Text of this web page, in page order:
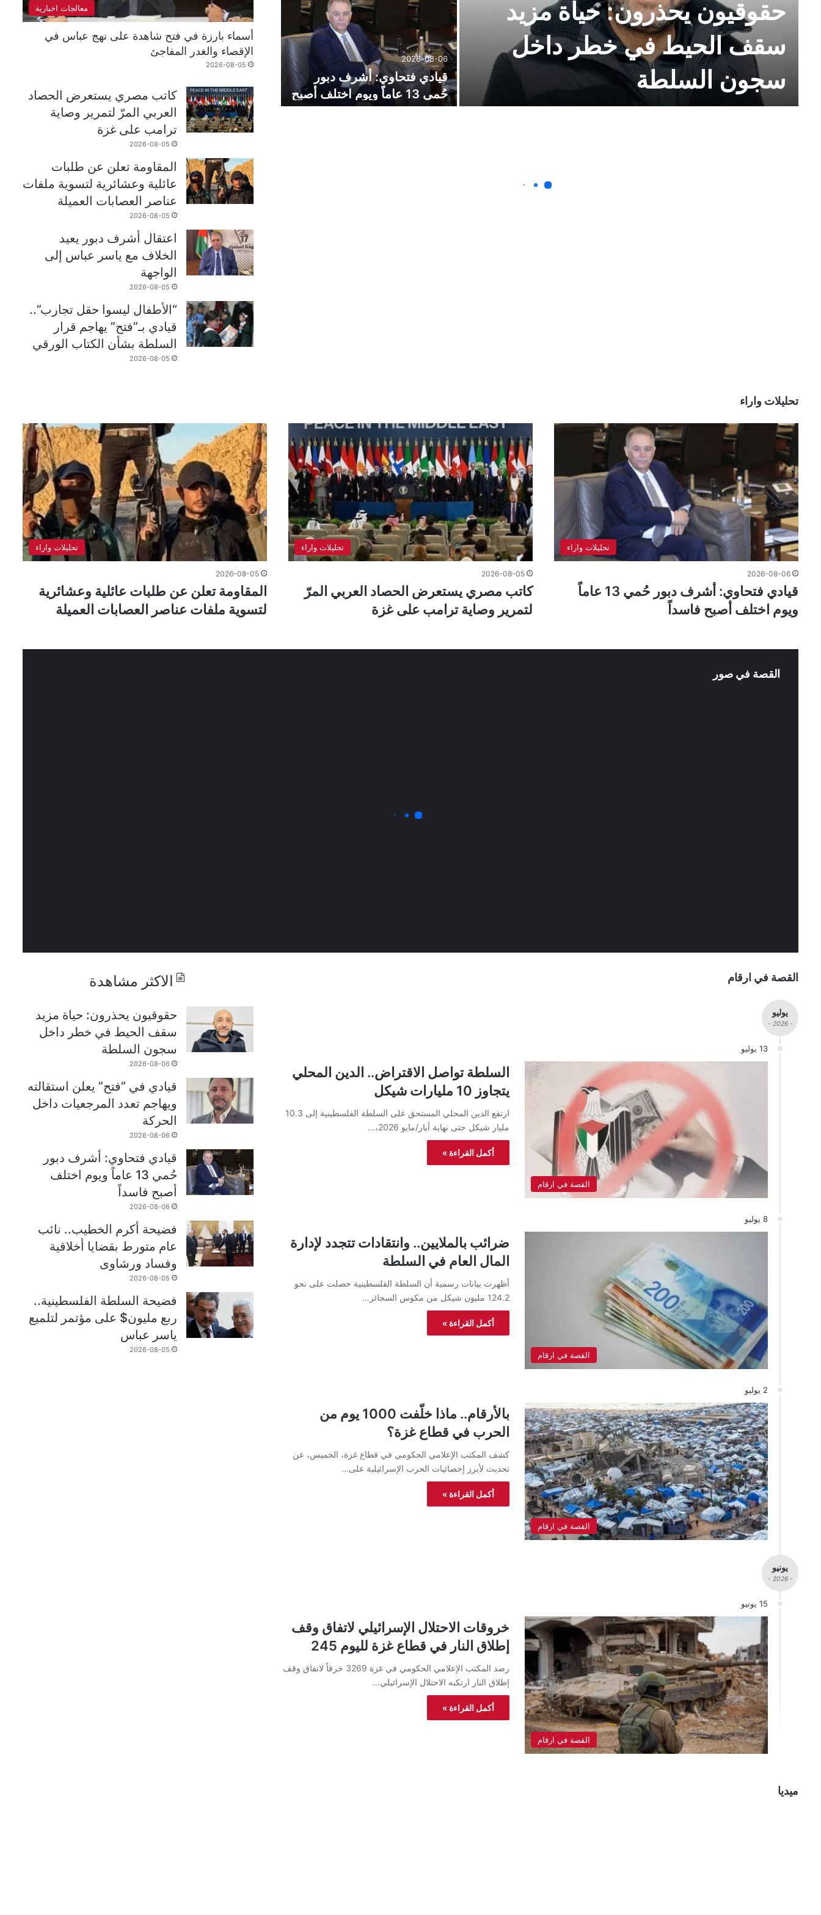
حقوقيون يحذرون: حياة مزيد
سقف الحيط في خطر داخل
سجون السلطة
2026-08-06
قيادي فتحاوي: أشرف دبور
حُمي 13 عاماً ويوم اختلف أصبح
فاسداً
معالجات اخبارية
أسماء بارزة في فتح شاهدة على نهج عباس في
الإقصاء والغدر المفاجئ
2026-08-05
كاتب مصري يستعرض الحصاد
العربي المرّ لتمرير وصاية
ترامب على غزة
2026-08-05
المقاومة تعلن عن طلبات
عائلية وعشائرية لتسوية ملفات
عناصر العصابات العميلة
2026-08-05
اعتقال أشرف دبور يعيد
الخلاف مع ياسر عباس إلى
الواجهة
2026-08-05
“الأطفال ليسوا حقل تجارب”..
قيادي بـ”فتح” يهاجم قرار
السلطة بشأن الكتاب الورقي
2026-08-05
تحليلات واراء
تحليلات واراء
2026-08-06
قيادي فتحاوي: أشرف دبور حُمي 13 عاماً
ويوم اختلف أصبح فاسداً
تحليلات واراء
2026-08-05
كاتب مصري يستعرض الحصاد العربي المرّ
لتمرير وصاية ترامب على غزة
تحليلات واراء
2026-08-05
المقاومة تعلن عن طلبات عائلية وعشائرية
لتسوية ملفات عناصر العصابات العميلة
القصة في صور
القصة في ارقام
يوليو
- 2026 -
13 يوليو
القصة في ارقام
السلطة تواصل الاقتراض.. الدين المحلي
يتجاوز 10 مليارات شيكل
ارتفع الدين المحلي المستحق على السلطة الفلسطينية إلى 10.3
مليار شيكل حتى نهاية أيار/مايو 2026،…
أكمل القراءة »
8 يوليو
القصة في ارقام
ضرائب بالملايين.. وانتقادات تتجدد لإدارة
المال العام في السلطة
أظهرت بيانات رسمية أن السلطة الفلسطينية حصلت على نحو
124.2 مليون شيكل من مكوس السجائر…
أكمل القراءة »
2 يوليو
القصة في ارقام
بالأرقام.. ماذا خلّفت 1000 يوم من
الحرب في قطاع غزة؟
كشف المكتب الإعلامي الحكومي في قطاع غزة، الخميس، عن
تحديث لأبرز إحصائيات الحرب الإسرائيلية على…
أكمل القراءة »
يونيو
- 2026 -
15 يونيو
القصة في ارقام
خروقات الاحتلال الإسرائيلي لاتفاق وقف
إطلاق النار في قطاع غزة لليوم 245
رصد المكتب الإعلامي الحكومي في غزة 3269 خرقاً لاتفاق وقف
إطلاق النار ارتكبه الاحتلال الإسرائيلي…
أكمل القراءة »
الاكثر مشاهدة
حقوقيون يحذرون: حياة مزيد
سقف الحيط في خطر داخل
سجون السلطة
2026-08-06
قيادي في “فتح” يعلن استقالته
ويهاجم تعدد المرجعيات داخل
الحركة
2026-08-06
قيادي فتحاوي: أشرف دبور
حُمي 13 عاماً ويوم اختلف
أصبح فاسداً
2026-08-06
فضيحة أكرم الخطيب.. نائب
عام متورط بقضايا أخلاقية
وفساد ورشاوى
2026-08-05
فضيحة السلطة الفلسطينية..
ربع مليون$ على مؤتمر لتلميع
ياسر عباس
2026-08-05
ميديا